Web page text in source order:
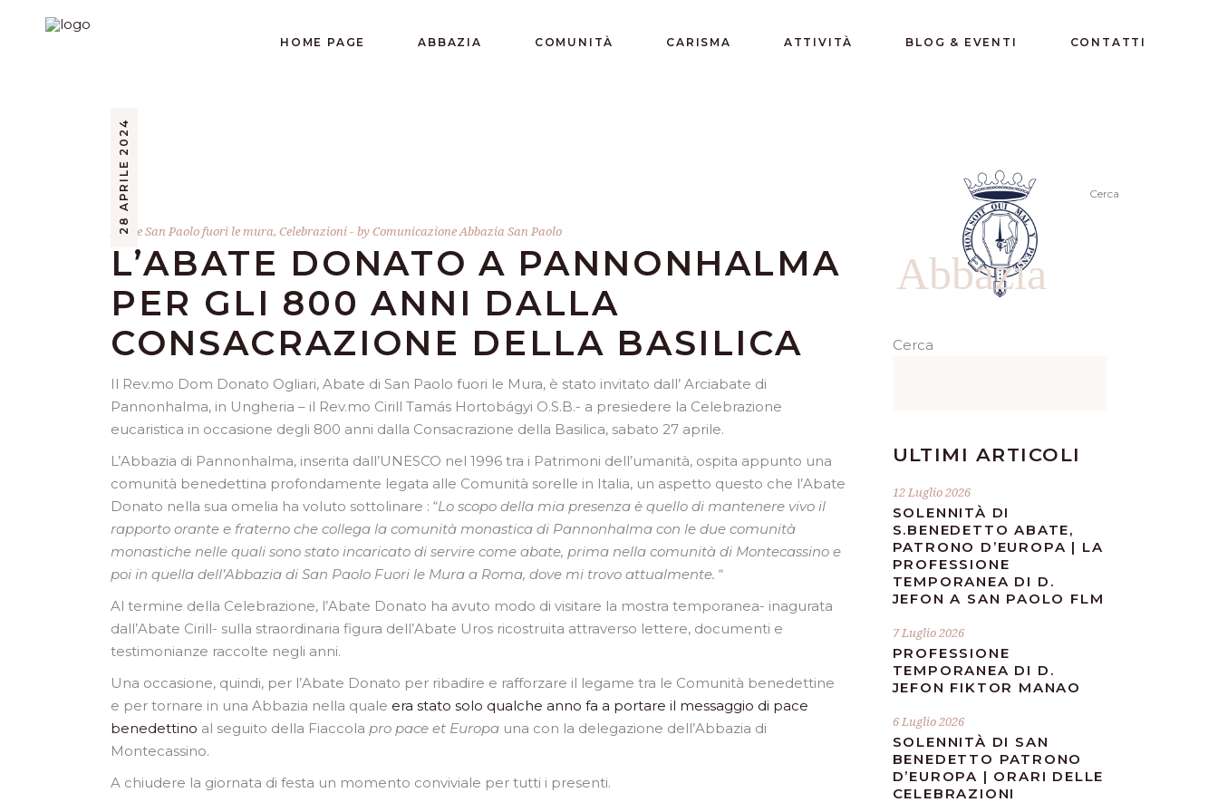
HOME PAGE ABBAZIA COMUNITÀ CARISMA ATTIVITÀ BLOG & EVENTI CONTATTI
28 APRILE 2024
Abate San Paolo fuori le mura, Celebrazioni byComunicazione Abbazia San Paolo
L’ABATE DONATO A PANNONHALMA
PER GLI 800 ANNI DALLA
CONSACRAZIONE DELLA BASILICA
Il Rev.mo Dom Donato Ogliari, Abate di San Paolo fuori le Mura, è stato invitato dall’ Arciabate di
Pannonhalma, in Ungheria – il Rev.mo Cirill Tamás Hortobágyi O.S.B.- a presiedere la Celebrazione
eucaristica in occasione degli 800 anni dalla Consacrazione della Basilica, sabato 27 aprile.
L’Abbazia di Pannonhalma, inserita dall’UNESCO nel 1996 tra i Patrimoni dell’umanità, ospita appunto una
comunità benedettina profondamente legata alle Comunità sorelle in Italia, un aspetto questo che l’Abate
Donato nella sua omelia ha voluto sottolinare : “Lo scopo della mia presenza è quello di mantenere vivo il
rapporto orante e fraterno che collega la comunità monastica di Pannonhalma con le due comunità
monastiche nelle quali sono stato incaricato di servire come abate, prima nella comunità di Montecassino e
poi in quella dell’Abbazia di San Paolo Fuori le Mura a Roma, dove mi trovo attualmente. “
Al termine della Celebrazione, l’Abate Donato ha avuto modo di visitare la mostra temporanea- inagurata
dall’Abate Cirill- sulla straordinaria figura dell’Abate Uros ricostruita attraverso lettere, documenti e
testimonianze raccolte negli anni.
Una occasione, quindi, per l’Abate Donato per ribadire e rafforzare il legame tra le Comunità benedettine
e per tornare in una Abbazia nella quale era stato solo qualche anno fa a portare il messaggio di pace
benedettino al seguito della Fiaccola pro pace et Europa una con la delegazione dell’Abbazia di
Montecassino.
A chiudere la giornata di festa un momento conviviale per tutti i presenti.
Abbazia
Cerca
Cerca
ULTIMI ARTICOLI
12 Luglio 2026
SOLENNITÀ DI
S.BENEDETTO ABATE,
PATRONO D’EUROPA | LA
PROFESSIONE
TEMPORANEA DI D.
JEFON A SAN PAOLO FLM
7 Luglio 2026
PROFESSIONE
TEMPORANEA DI D.
JEFON FIKTOR MANAO
6 Luglio 2026
SOLENNITÀ DI SAN
BENEDETTO PATRONO
D’EUROPA | ORARI DELLE
CELEBRAZIONI